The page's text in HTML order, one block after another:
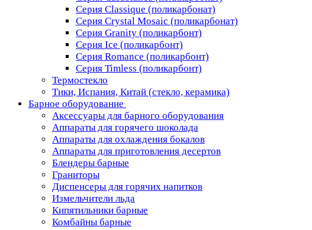
Серия Classique (поликарбонат)
Серия Crystal Mosaic (поликарбонат)
Серия Granity (поликарбонт)
Серия Ice (поликарбонт)
Серия Romance (поликарбонт)
Серия Timless (поликарбонт)
Термостекло
Тики, Испания, Китай (стекло, керамика)
Барное оборудование
Аксессуары для барного оборудования
Аппараты для горячего шоколада
Аппараты для охлаждения бокалов
Аппараты для приготовления десертов
Блендеры барные
Граниторы
Диспенсеры для горячих напитков
Измельчители льда
Кипятильники барные
Комбайны барные